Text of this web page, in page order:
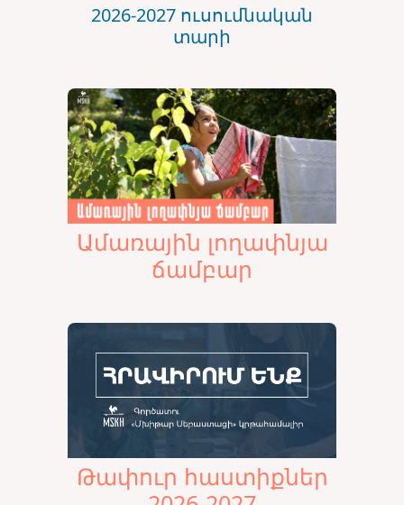
2026-2027 ուսումնական
տարի
Ամառային լողափնյա
ճամբար
Թափուր հաստիքներ